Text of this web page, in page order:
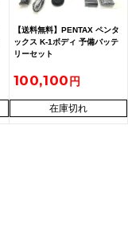
【送料無料】PENTAX ペンタ
ックス K-1ボディ 予備バッテ
リーセット
100,100
在庫切れ